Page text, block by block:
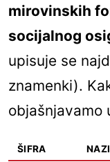
mirovinskih
socijalnog
upisuje se
znamenki).
objašnjavamo
ŠIFRA